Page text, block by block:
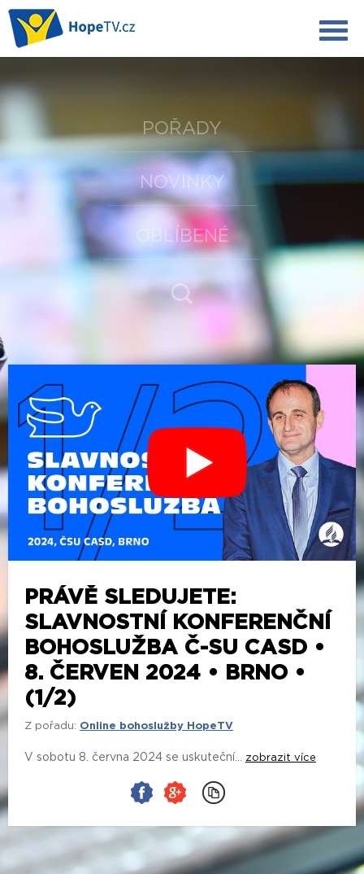
POŘADY
NOVINKY
OBLÍBENÉ
PRÁVĚ SLEDUJETE:
SLAVNOSTNÍ KONFERENČNÍ
BOHOSLUŽBA Č-SU CASD •
8. ČERVEN 2024 • BRNO •
(1/2)
Z pořadu: Online bohoslužby HopeTV
V sobotu 8. června 2024 se uskuteční... zobrazit více